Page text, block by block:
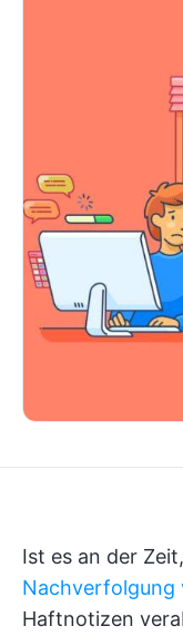
Ist es an der
Nachverfolgung
Haftnotizen